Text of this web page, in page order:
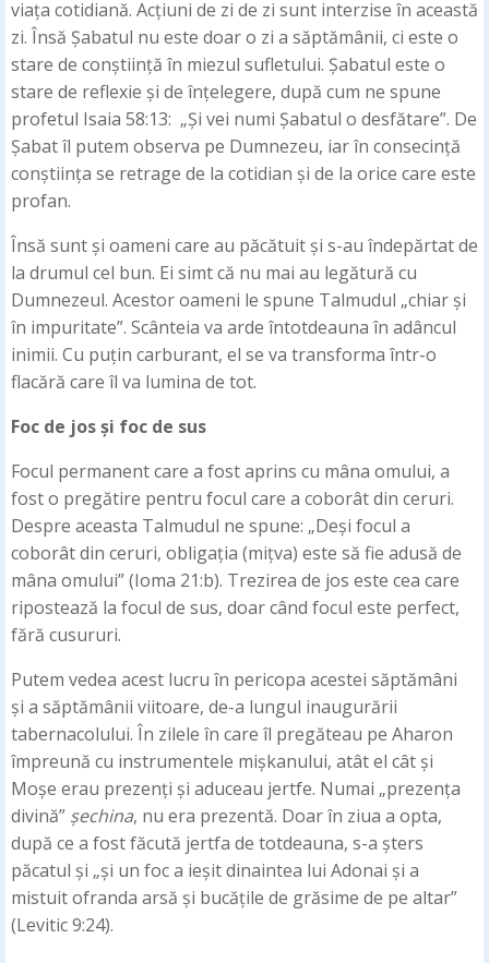
viața cotidiană. Acțiuni de zi de zi sunt interzise în această
zi. Însă Șabatul nu este doar o zi a săptămânii, ci este o
stare de conștiință în miezul sufletului. Șabatul este o
stare de reflexie și de înțelegere, după cum ne spune
profetul Isaia 58:13: „Și vei numi Șabatul o desfătare”. De
Șabat îl putem observa pe Dumnezeu, iar în consecință
conștiința se retrage de la cotidian și de la orice care este
profan.
Însă sunt și oameni care au păcătuit și s-au îndepărtat de
la drumul cel bun. Ei simt că nu mai au legătură cu
Dumnezeul. Acestor oameni le spune Talmudul „chiar și
în impuritate”. Scânteia va arde întotdeauna în adâncul
inimii. Cu puțin carburant, el se va transforma într-o
flacără care îl va lumina de tot.
Foc de jos și foc de sus
Focul permanent care a fost aprins cu mâna omului, a
fost o pregătire pentru focul care a coborât din ceruri.
Despre aceasta Talmudul ne spune: „Deși focul a
coborât din ceruri, obligația (mițva) este să fie adusă de
mâna omului” (Ioma 21:b). Trezirea de jos este cea care
ripostează la focul de sus, doar când focul este perfect,
fără cusururi.
Putem vedea acest lucru în pericopa acestei săptămâni
și a săptămânii viitoare, de-a lungul inaugurării
tabernacolului. În zilele în care îl pregăteau pe Aharon
împreună cu instrumentele mișkanului, atât el cât și
Moșe erau prezenți și aduceau jertfe. Numai „prezența
divină” șechina, nu era prezentă. Doar în ziua a opta,
după ce a fost făcută jertfa de totdeauna, s-a șters
păcatul și „și un foc a ieșit dinaintea lui Adonai și a
mistuit ofranda arsă și bucățile de grăsime de pe altar”
(Levitic 9:24).